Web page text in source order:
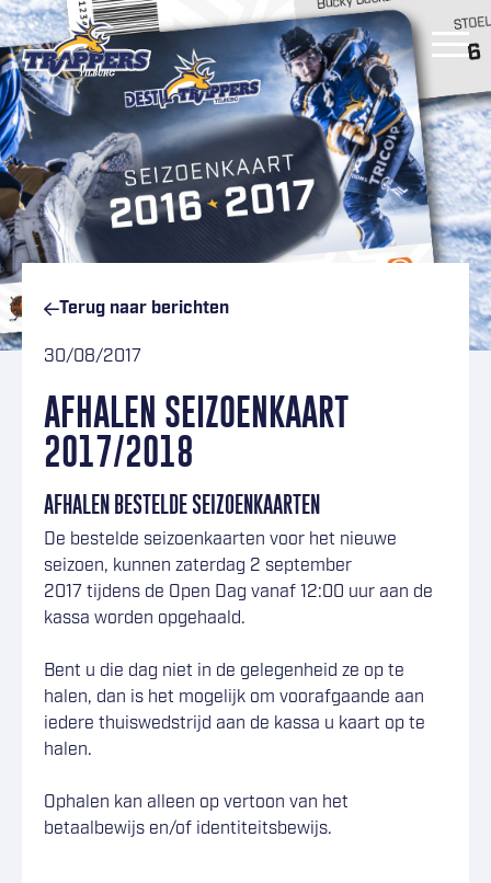
Ga naar inhoud
Terug naar berichten
30/08/2017
AFHALEN SEIZOENKAART
2017/2018
AFHALEN BESTELDE SEIZOENKAARTEN
De bestelde seizoenkaarten voor het nieuwe
seizoen, kunnen zaterdag 2 september
2017 tijdens de Open Dag vanaf 12:00 uur aan de
kassa worden opgehaald.
Bent u die dag niet in de gelegenheid ze op te
halen, dan is het mogelijk om voorafgaande aan
iedere thuiswedstrijd aan de kassa u kaart op te
halen.
Ophalen kan alleen op vertoon van het
betaalbewijs en/of identiteitsbewijs.